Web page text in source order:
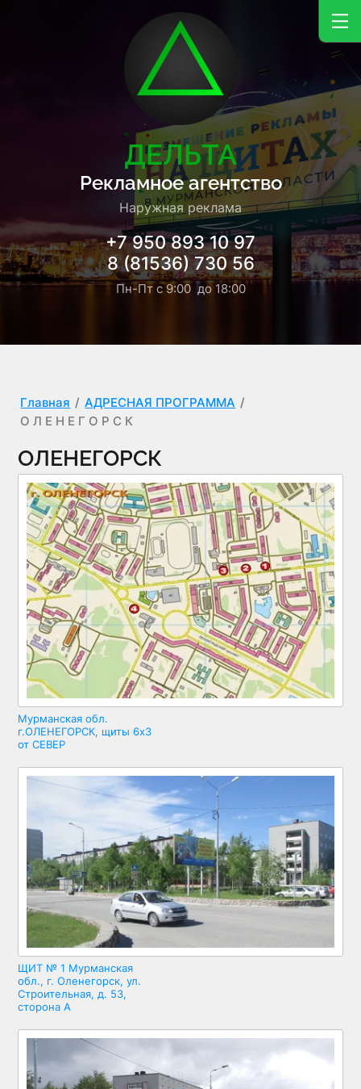
ДЕЛЬТА
Рекламное агентство
Наружная реклама
Пн-Пт с 9:00 до 18:00
+7 950 893 10 97
8 (81536) 730 56
Главная / АДРЕСНАЯ ПРОГРАММА /
О Л Е Н Е Г О Р С К
ОЛЕНЕГОРСК
Мурманская обл.
г.ОЛЕНЕГОРСК, щиты 6х3
от СЕВЕР
ЩИТ № 1 Мурманская
обл., г. Оленегорск, ул.
Строительная, д. 53,
сторона А